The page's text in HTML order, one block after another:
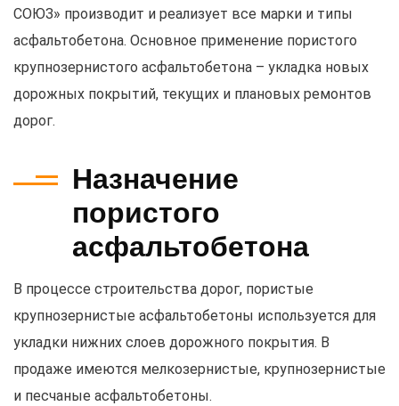
СОЮЗ» производит и реализует все марки и типы
асфальтобетона. Основное применение пористого
крупнозернистого асфальтобетона – укладка новых
дорожных покрытий, текущих и плановых ремонтов
дорог.
Назначение
пористого
асфальтобетона
В процессе строительства дорог, пористые
крупнозернистые асфальтобетоны используется для
укладки нижних слоев дорожного покрытия. В
продаже имеются мелкозернистые, крупнозернистые
и песчаные асфальтобетоны.